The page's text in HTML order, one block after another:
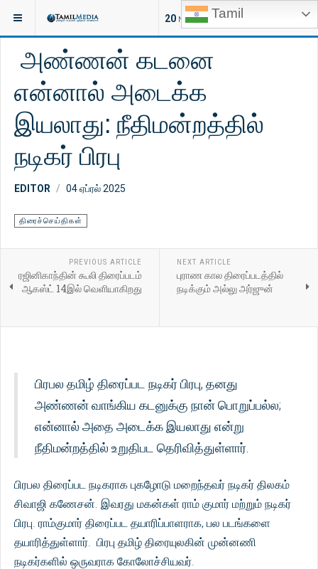
Tamil
20 NEW ARTICLES
இருக்குமிடம்: சினிமா திரைச்செய்திகள்
அண்ணன் கடனை
என்னால் அடைக்க
இயலாது: நீதிமன்றத்தில்
நடிகர் பிரபு
EDITOR 04 ஏப்ரல் 2025
திரைச்செய்திகள்
PREVIOUS ARTICLE
ரஜினிகாந்தின் கூலி திரைப்படம்
ஆகஸ்ட் 14இல் வெளியாகிறது
NEXT ARTICLE
புராண கால திரைப்படத்தில்
நடிக்கும் அல்லு அர்ஜுன்
பிரபல தமிழ் திரைப்பட நடிகர் பிரபு, தனது
அண்ணன் வாங்கிய கடனுக்கு நான் பொறுப்பல்ல;
என்னால் அதை அடைக்க இயலாது என்று
நீதிமன்றத்தில் உறுதிபட தெரிவித்துள்ளார்.
பிரபல திரைப்பட நடிகராக புகழோடு மறைந்தவர் நடிகர் திலகம்
சிவாஜி கணேசன். இவரது மகன்கள் ராம் குமார் மற்றும் நடிகர்
பிரபு. ராம்குமார் திரைப்பட தயாரிப்பாளராக, பல படங்களை
தயாரித்துள்ளார். பிரபு தமிழ் திரையுலகின் முன்னணி
நடிகர்களில் ஒருவராக கோலோச்சியவர்.